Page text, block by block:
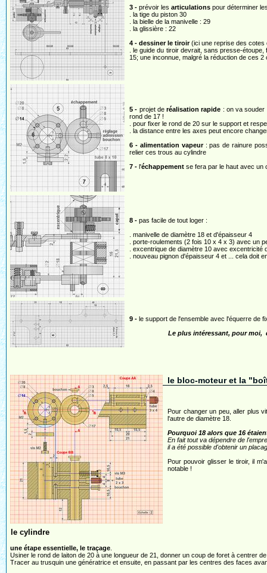
3 - prévoir les articulations pour déterminer
. la tige du piston 30
. la bielle de la manivelle : 29
. la glissière : 22
4 - dessiner le tiroir(ici une reprise des cotes
. le guide du tiroir devrait, sans presse-
15; une inconnue, malgré la réduction de ces
5 - projet de réalisation rapide : on va
rond de 17 !
. pour fixer le rond de 20 sur le support et
. la distance entre les axes peut encore
6 - alimentation vapeur: pas de rainure
relier ces trous au cylindre
7 - l'échappement se fera par le haut avec un
8 - pas facile de tout loger :
. manivelle de diamètre 18 et d'épaisseur 4
. porte-roulements (2 fois 10 x 4 x 3) avec un
. excentrique de diamètre 10 avec excentricité
. nouveau pignon d'épaisseur 4 et ... cela doit
9 - le support de l'ensemble avec l'équerre de
Le plus intéressant, pour moi,
le bloc-moteur et la
Pour changer un peu, aller plus
l'autre de diamètre 18.
Pourquoi 18 alors que 16
En fait tout va dépendre de
il a été possible d'obtenir un
Pour pouvoir glisser le tiroir, il
notable !
le cylindre
une étape essentielle, le traçage
Usiner le rond de laiton de 20 à une longueur de 21, donner un coup de foret à centrer
Tracer au trusquin une génératrice et ensuite, en passant par les centres des faces